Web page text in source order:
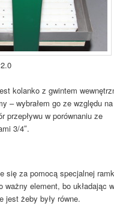
kolanko z gwintem
– wybrałem go ze względu na
przepływu w porównaniu ze
3/4″.
się za pomocą specjalnej
ważny element, bo układając
jest żeby były równe.